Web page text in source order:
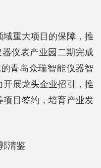
重大项目的保障，推
仪表产业园二期完成
青岛众瑞智能仪器智
展龙头企业招引，推
目签约，培育产业发
清鉴